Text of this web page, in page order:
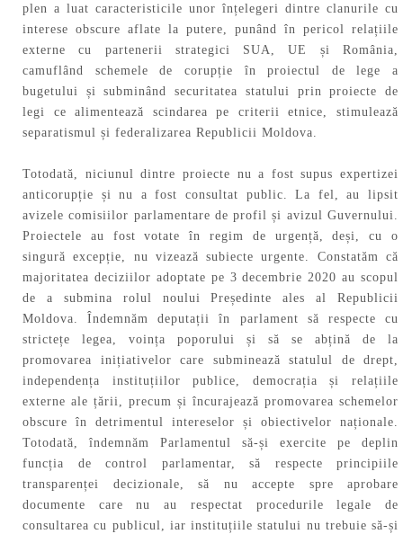
plen a luat caracteristicile unor înțelegeri dintre clanurile cu
interese obscure aflate la putere, punând în pericol relațiile
externe cu partenerii strategici SUA, UE și România,
camuflând schemele de corupție în proiectul de lege a
bugetului și subminând securitatea statului prin proiecte de
legi ce alimentează scindarea pe criterii etnice, stimulează
separatismul și federalizarea Republicii Moldova.
Totodată, niciunul dintre proiecte nu a fost supus expertizei
anticorupție și nu a fost consultat public. La fel, au lipsit
avizele comisiilor parlamentare de profil și avizul Guvernului.
Proiectele au fost votate în regim de urgență, deși, cu o
singură excepție, nu vizează subiecte urgente. Constatăm că
majoritatea deciziilor adoptate pe 3 decembrie 2020 au scopul
de a submina rolul noului Președinte ales al Republicii
Moldova. Îndemnăm deputații în parlament să respecte cu
strictețe legea, voința poporului și să se abțină de la
promovarea inițiativelor care subminează statulul de drept,
independența instituțiilor publice, democrația și relațiile
externe ale țării, precum și încurajează promovarea schemelor
obscure în detrimentul intereselor și obiectivelor naționale.
Totodată, îndemnăm Parlamentul să-și exercite pe deplin
funcția de control parlamentar, să respecte principiile
transparenței decizionale, să nu accepte spre aprobare
documente care nu au respectat procedurile legale de
consultarea cu publicul, iar instituțiile statului nu trebuie să-și